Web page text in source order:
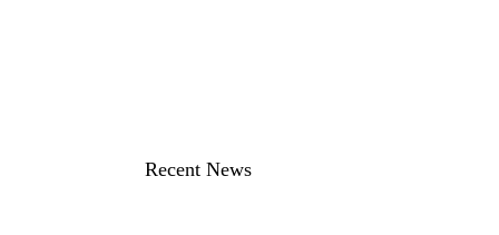
Recent News